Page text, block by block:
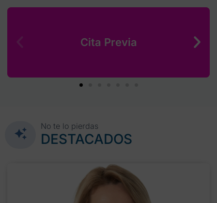
Cita Previa
No te lo pierdas
DESTACADOS